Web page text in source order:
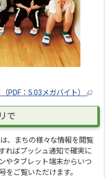
PDF：5.03メガバイト）
で
、まちの様々な情報を閲覧
ればプッシュ通知で確実に
やタブレット端末からいつ
をご覧いただけます。